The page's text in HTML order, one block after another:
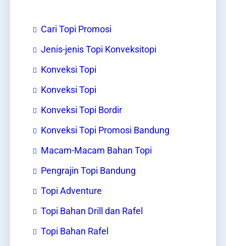
Cari Topi Promosi
Jenis-jenis Topi Konveksitopi
Konveksi Topi
Konveksi Topi
Konveksi Topi Bordir
Konveksi Topi Promosi Bandung
Macam-Macam Bahan Topi
Pengrajin Topi Bandung
Topi Adventure
Topi Bahan Drill dan Rafel
Topi Bahan Rafel